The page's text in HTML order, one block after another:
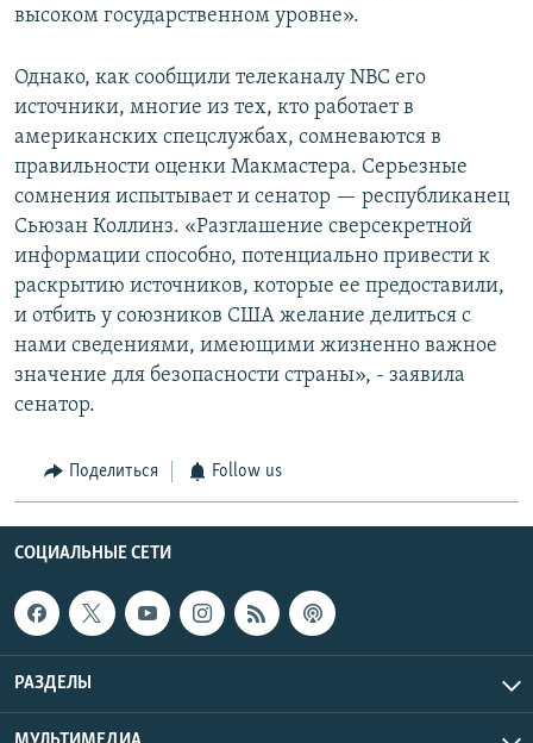
высоком государственном уровне».
Однако, как сообщили телеканалу NBC его
источники, многие из тех, кто работает в
американских спецслужбах, сомневаются в
правильности оценки Макмастера. Серьезные
сомнения испытывает и сенатор — республиканец
Сьюзан Коллинз. «Разглашение сверсекретной
информации способно, потенциально привести к
раскрытию источников, которые ее предоставили,
и отбить у союзников США желание делиться с
нами сведениями, имеющими жизненно важное
значение для безопасности страны», - заявила
сенатор.
Поделиться Follow us
СОЦИАЛЬНЫЕ СЕТИ
РАЗДЕЛЫ